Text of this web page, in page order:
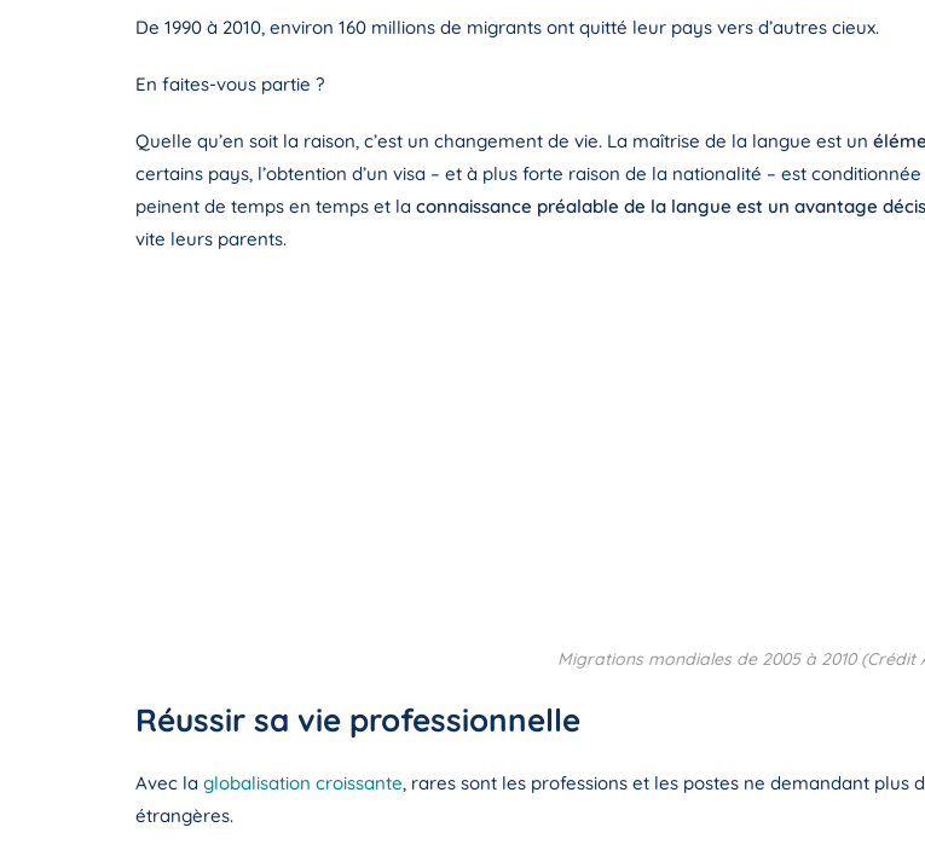
De 1990 à 2010, environ 160 millions de migrants ont quitté leur pays vers d’autres cieux.
En faites-vous partie ?
Quelle qu’en soit la raison, c’est un changement de vie. La maîtrise de la langue est un
certains pays, l’obtention d’un visa – et à plus forte raison de la nationalité – est
peinent de temps en temps et la connaissance préalable de la langue est un avantage
vite leurs parents.
Migrations mondiales de 2005 à 2010 (Crédit
Réussir sa vie professionnelle
Avec la globalisation croissante, rares sont les professions et les postes ne demandant
étrangères.